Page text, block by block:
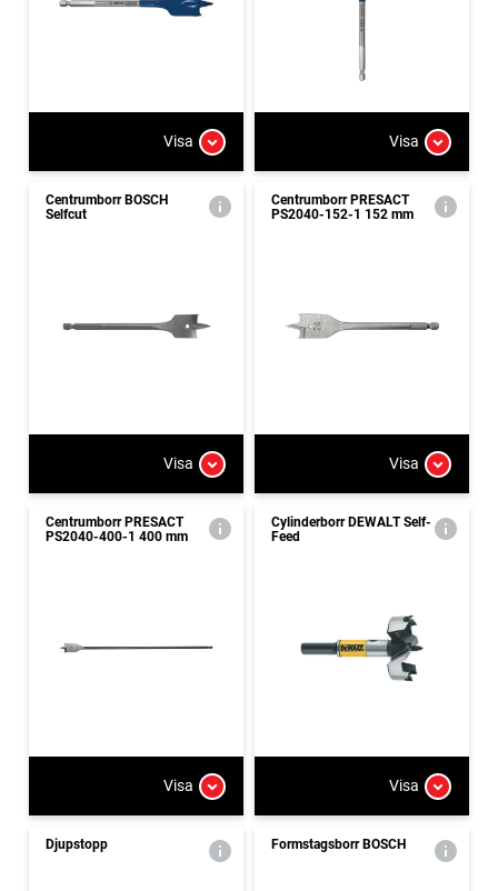
Visa Visa
Centrumborr BOSCH
Selfcut
Visa
Centrumborr PRESACT
PS2040-152-1 152 mm
Visa
Centrumborr PRESACT
PS2040-400-1 400 mm
Visa
Cylinderborr DEWALT Self-
Feed
Visa
Djupstopp Formstagsborr BOSCH